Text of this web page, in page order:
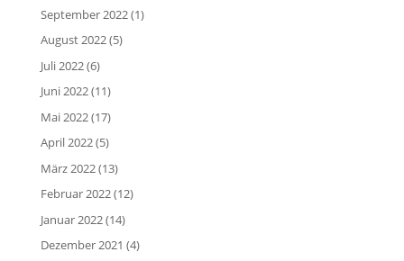
September 2022(1)
August 2022(5)
Juli 2022(6)
Juni 2022(11)
Mai 2022(17)
April 2022(5)
März 2022(13)
Februar 2022(12)
Januar 2022(14)
Dezember 2021 (4)